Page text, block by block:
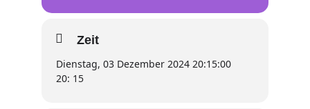
Zeit
Dienstag, 03 Dezember 2024 20:15:00
20: 15